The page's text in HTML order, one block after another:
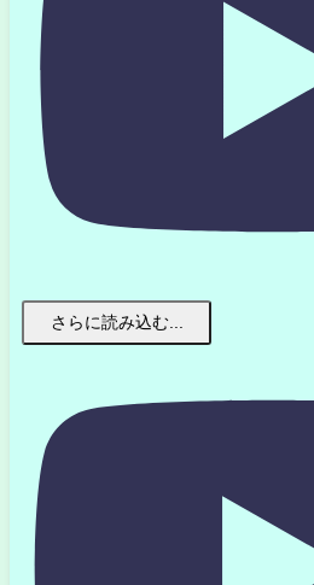
さらに読み込む...